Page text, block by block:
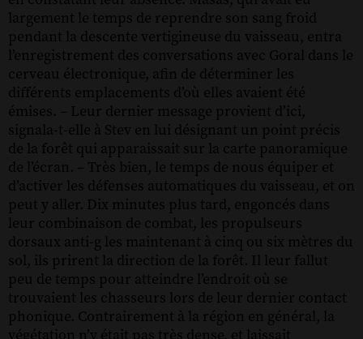
largement le temps de reprendre son sang froid
pendant la descente vertigineuse du vaisseau, entra
l’enregistrement des conversations avec Goral dans le
cerveau électronique, afin de déterminer les
différents emplacements d’où elles avaient été
émises. – Leur dernier message provient d’ici,
signala-t-elle à Stev en lui désignant un point précis
de la forêt qui apparaissait sur la carte panoramique
de l’écran. – Très bien, le temps de nous équiper et
d’activer les défenses automatiques du vaisseau, et on
peut y aller. Dix minutes plus tard, engoncés dans
leur combinaison de combat, les propulseurs
dorsaux anti-g les maintenant à cinq ou six mètres du
sol, ils prirent la direction de la forêt. Il leur fallut
peu de temps pour atteindre l’endroit où se
trouvaient les chasseurs lors de leur dernier contact
phonique. Contrairement à la région en général, la
végétation n’y était pas très dense, et laissait